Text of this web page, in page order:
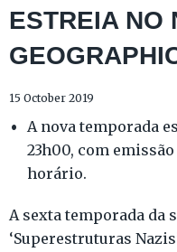
ESTREIA NO
15 October 2019
A nova temporada
23h00, com
horário.
A sexta temporada da
‘Superestruturas